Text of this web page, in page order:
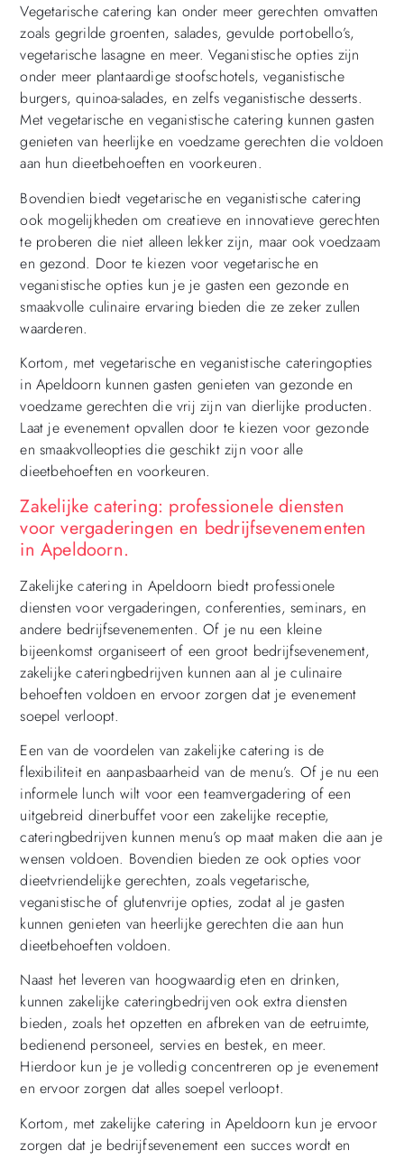
Vegetarische catering kan onder meer gerechten omvatten
zoals gegrilde groenten, salades, gevulde portobello’s,
vegetarische lasagne en meer. Veganistische opties zijn
onder meer plantaardige stoofschotels, veganistische
burgers, quinoa-salades, en zelfs veganistische desserts.
Met vegetarische en veganistische catering kunnen gasten
genieten van heerlijke en voedzame gerechten die voldoen
aan hun dieetbehoeften en voorkeuren.
Bovendien biedt vegetarische en veganistische catering
ook mogelijkheden om creatieve en innovatieve gerechten
te proberen die niet alleen lekker zijn, maar ook voedzaam
en gezond. Door te kiezen voor vegetarische en
veganistische opties kun je je gasten een gezonde en
smaakvolle culinaire ervaring bieden die ze zeker zullen
waarderen.
Kortom, met vegetarische en veganistische cateringopties
in Apeldoorn kunnen gasten genieten van gezonde en
voedzame gerechten die vrij zijn van dierlijke producten.
Laat je evenement opvallen door te kiezen voor gezonde
en smaakvolleopties die geschikt zijn voor alle
dieetbehoeften en voorkeuren.
Zakelijke catering: professionele diensten
voor vergaderingen en bedrijfsevenementen
in Apeldoorn.
Zakelijke catering in Apeldoorn biedt professionele
diensten voor vergaderingen, conferenties, seminars, en
andere bedrijfsevenementen. Of je nu een kleine
bijeenkomst organiseert of een groot bedrijfsevenement,
zakelijke cateringbedrijven kunnen aan al je culinaire
behoeften voldoen en ervoor zorgen dat je evenement
soepel verloopt.
Een van de voordelen van zakelijke catering is de
flexibiliteit en aanpasbaarheid van de menu’s. Of je nu een
informele lunch wilt voor een teamvergadering of een
uitgebreid dinerbuffet voor een zakelijke receptie,
cateringbedrijven kunnen menu’s op maat maken die aan je
wensen voldoen. Bovendien bieden ze ook opties voor
dieetvriendelijke gerechten, zoals vegetarische,
veganistische of glutenvrije opties, zodat al je gasten
kunnen genieten van heerlijke gerechten die aan hun
dieetbehoeften voldoen.
Naast het leveren van hoogwaardig eten en drinken,
kunnen zakelijke cateringbedrijven ook extra diensten
bieden, zoals het opzetten en afbreken van de eetruimte,
bedienend personeel, servies en bestek, en meer.
Hierdoor kun je je volledig concentreren op je evenement
en ervoor zorgen dat alles soepel verloopt.
Kortom, met zakelijke catering in Apeldoorn kun je ervoor
zorgen dat je bedrijfsevenement een succes wordt en